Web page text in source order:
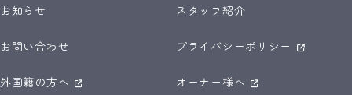
お知らせ スタッフ紹介
お問い合わせ プライバシーポリシー
外国籍の方へ
オーナー様へ